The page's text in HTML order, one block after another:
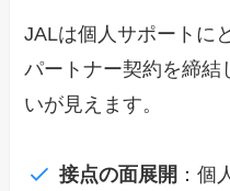
JALは個人サポートに
パートナー契約を締結
いが見えます。
接点の面展開 ：個